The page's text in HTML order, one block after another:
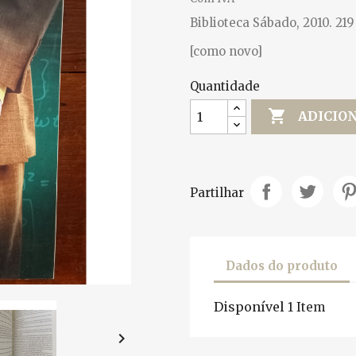

Biblioteca Sábado, 2010.
[como novo]
Quantidade

Partilhar
Dados do produto
Disponível 1 Item